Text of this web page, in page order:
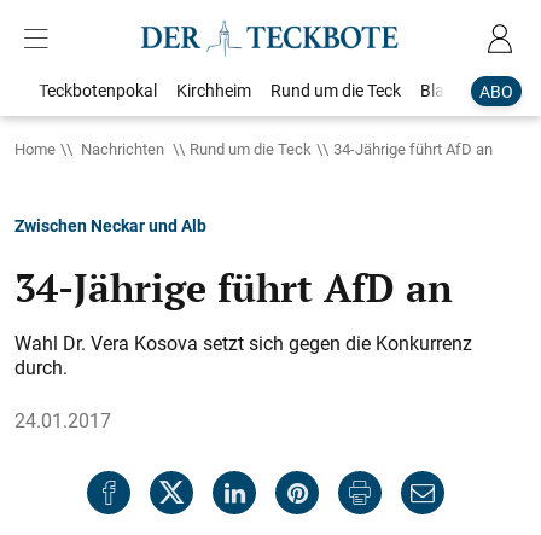
ABO
Teckbotenpokal Kirchheim Rund um die Teck Blaulicht
Home Nachrichten Rund um die Teck 34-Jährige führt AfD an
Zwischen Neckar und Alb
34-Jährige führt AfD an
Wahl Dr. Vera Kosova setzt sich gegen die Konkurrenz
durch.
24.01.2017